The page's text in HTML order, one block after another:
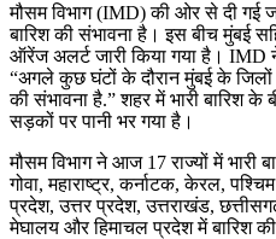
मौसम विभाग (IMD) की ओर से दी गई
बारिश की संभावना है। इस बीच मुंबई
ऑरेंज अलर्ट जारी किया गया है। IMD
“अगले कुछ घंटों के दौरान मुंबई के जिलों
की संभावना है.” शहर में भारी बारिश
सड़कों पर पानी भर गया है।
मौसम विभाग ने आज 17 राज्यों में भारी
गोवा, महाराष्ट्र, कर्नाटक, केरल,
प्रदेश, उत्तर प्रदेश, उत्तराखंड,
मेघालय और हिमाचल प्रदेश में बारिश